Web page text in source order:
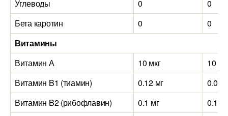
Углеводы
0
0
Бета каротин
0
0
Витамины
Витамин А
10 мкг
10
Витамин B1 (тиамин)
0.12 мг
0.08
Витамин B2 (рибофлавин)
0.1 мг
0.11